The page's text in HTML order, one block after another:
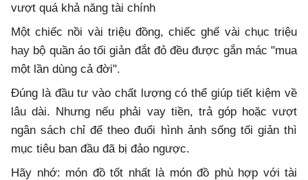
vượt quá khả năng tài chính
Một chiếc nồi vài triệu đồng, chiếc ghế vài chục triệu
hay bộ quần áo tối giản đắt đỏ đều được gắn mác "mua
một lần dùng cả đời".
Đúng là đầu tư vào chất lượng có thể giúp tiết kiệm về
lâu dài. Nhưng nếu phải vay tiền, trả góp hoặc vượt
ngân sách chỉ để theo đuổi hình ảnh sống tối giản thì
mục tiêu ban đầu đã bị đảo ngược.
Hãy nhớ: món đồ tốt nhất là món đồ phù hợp với tài